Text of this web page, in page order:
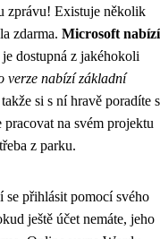
zprávu! Existuje několik
zdarma. Microsoft nabízí
je dostupná z jakéhokoli
verze nabízí základní
takže si s ní hravě poradíte s
na svém projektu
z parku.
se přihlásit pomocí svého
ještě účet nemáte, jeho